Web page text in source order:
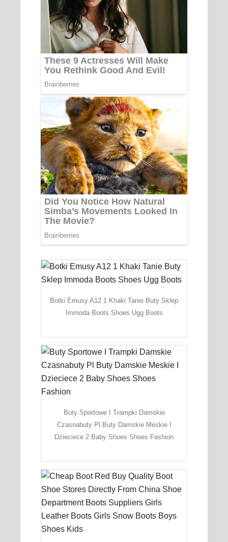
Botki Emusy A12 1 Khaki Tanie Buty Sklep
Immoda Boots Shoes Ugg Boots
Buty Sportowe I Trampki Damskie
Czasnabuty Pl Buty Damskie Meskie I
Dzieciece 2 Baby Shoes Shoes Fashion